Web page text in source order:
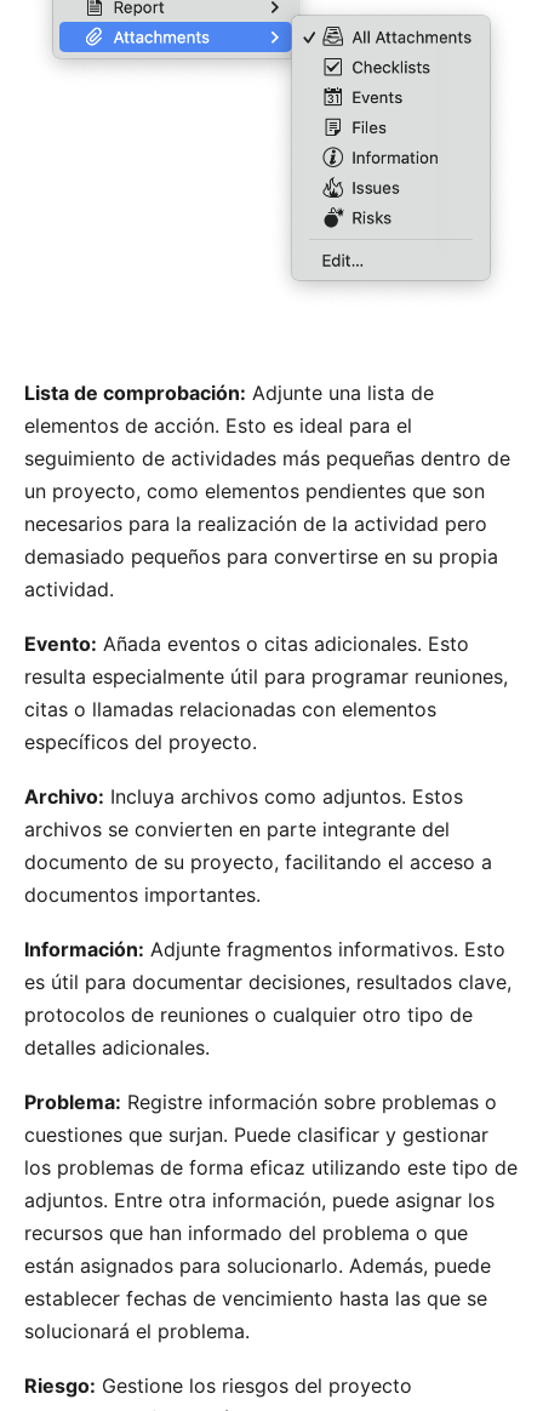
Lista de comprobación: Adjunte una lista de
elementos de acción. Esto es ideal para el
seguimiento de actividades más pequeñas dentro de
un proyecto, como elementos pendientes que son
necesarios para la realización de la actividad pero
demasiado pequeños para convertirse en su propia
actividad.
Evento: Añada eventos o citas adicionales. Esto
resulta especialmente útil para programar reuniones,
citas o llamadas relacionadas con elementos
específicos del proyecto.
Archivo: Incluya archivos como adjuntos. Estos
archivos se convierten en parte integrante del
documento de su proyecto, facilitando el acceso a
documentos importantes.
Información: Adjunte fragmentos informativos. Esto
es útil para documentar decisiones, resultados clave,
protocolos de reuniones o cualquier otro tipo de
detalles adicionales.
Problema: Registre información sobre problemas o
cuestiones que surjan. Puede clasificar y gestionar
los problemas de forma eficaz utilizando este tipo de
adjuntos. Entre otra información, puede asignar los
recursos que han informado del problema o que
están asignados para solucionarlo. Además, puede
establecer fechas de vencimiento hasta las que se
solucionará el problema.
Riesgo: Gestione los riesgos del proyecto